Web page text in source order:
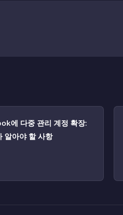
에 다중 관리 계정 확장:
알아야 할 사항